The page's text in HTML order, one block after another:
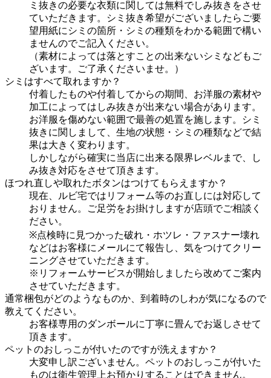
ミ抜きの必要な衣類に関しては無料でしみ抜きをさせ
ていただきます。シミ抜き希望がございましたらご要
望用紙にシミの箇所・シミの種類をわかる範囲で構い
ませんのでご記入ください。
（素材によっては落とすことの出来ないシミなどもご
ざいます。ご了承くださいませ。）
シミはすべて取れますか？
付着したものや付着してからの期間、お洋服の素材や
加工によってはしみ抜きが出来ない場合があります。
お洋服を傷めない範囲で最善の処置を施します。シミ
抜きに関しまして、生地の状態・シミの種類などで結
果は大きく変わります。
しかしながら確実に当店に出来る限界レベルまで、し
み抜き対応をさせて頂きます。
ほつれ直しや取れたボタンはつけてもらえますか？
現在、ルビ宅ではリフォーム等のお直しには対応して
おりません。ご足労をお掛けしますが店頭でご相談く
ださい。
※点検時に見つかった破れ・ホツレ・ファスナー壊れ
などはお客様にメールにて報告し、気をつけてクリー
ニングさせていただきます。
※リフォームサービスが開始しましたら改めてご案内
させていただきます。
通常梱包がどのようなものか、到着時のしわが気になるので
教えてください。
お客様専用のダンボールに丁寧に畳んでお返しさせて
頂きます。
ペットのおしっこが付いたのですが洗えますか？
大変申し訳ございません。ペットのおしっこが付いた
ものは衛生管理上お預かりすることはできません。